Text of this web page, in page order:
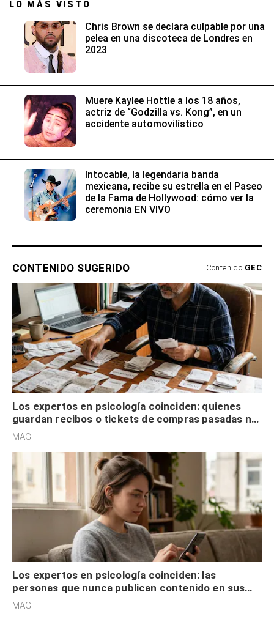
LO MÁS VISTO
Chris Brown se declara culpable por una
pelea en una discoteca de Londres en
2023
Muere Kaylee Hottle a los 18 años,
actriz de “Godzilla vs. Kong”, en un
accidente automovilístico
Intocable, la legendaria banda
mexicana, recibe su estrella en el Paseo
de la Fama de Hollywood: cómo ver la
ceremonia EN VIVO
CONTENIDO SUGERIDO Contenido GEC
Los expertos en psicología coinciden: quienes
guardan recibos o tickets de compras pasadas no
son acumuladores, sino que tienen necesidad de
MAG.
Los expertos en psicología coinciden: las
personas que nunca publican contenido en sus
redes sociales no pretenden buscar validación
MAG.